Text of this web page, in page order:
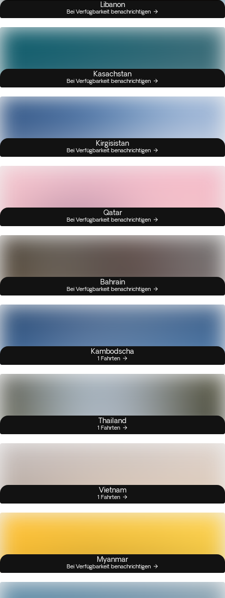
Libanon
Bei Verfügbarkeit benachrichtigen
Kasachstan
Bei Verfügbarkeit benachrichtigen
Kirgisistan
Bei Verfügbarkeit benachrichtigen
Qatar
Bei Verfügbarkeit benachrichtigen
Bahrain
Bei Verfügbarkeit benachrichtigen
Kambodscha
1 Fahrten
Thailand
1 Fahrten
Vietnam
1 Fahrten
Myanmar
Bei Verfügbarkeit benachrichtigen